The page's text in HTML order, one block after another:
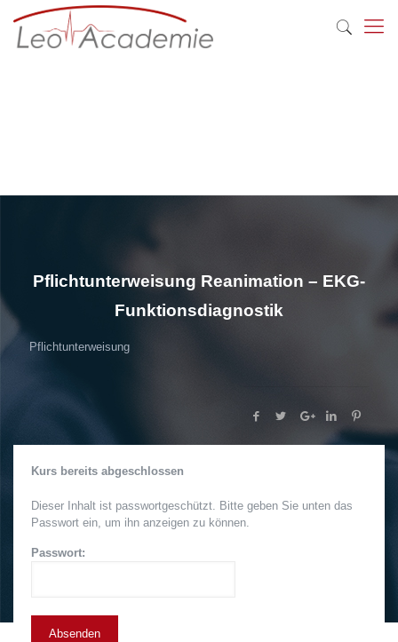
Pflichtunterweisung Reanimation – EKG-
Funktionsdiagnostik
Pflichtunterweisung
Kurs bereits abgeschlossen
Dieser Inhalt ist passwortgeschützt. Bitte geben Sie unten das
Passwort ein, um ihn anzeigen zu können.
Passwort: